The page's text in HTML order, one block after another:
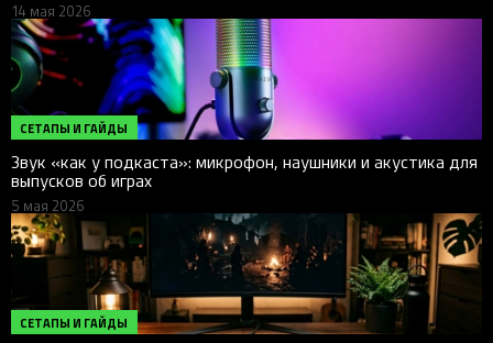
14 мая 2026
СЕТАПЫ И ГАЙДЫ
Звук «как у подкаста»: микрофон, наушники и акустика для
выпусков об играх
5 мая 2026
СЕТАПЫ И ГАЙДЫ